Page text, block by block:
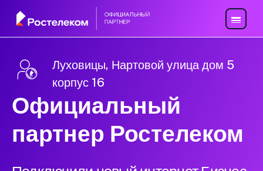
Луховицы, Нартовой улица дом 5
корпус 16
Официальный
партнер Ростелеком